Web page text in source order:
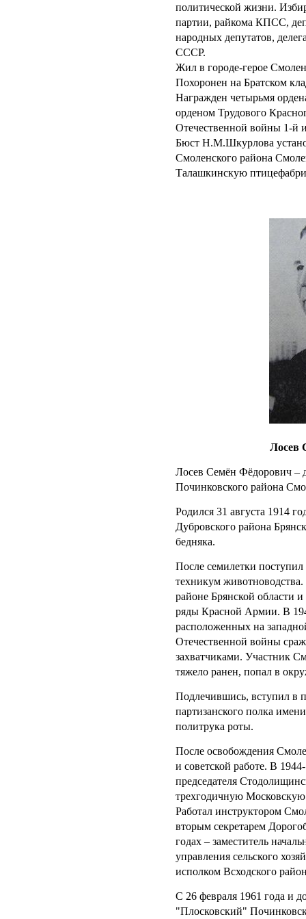
политической жизни.
партии, райкома КПСС,
народных депутатов,
СССР.
Жил в городе-герое
Похоронен на Братском
Награжден четырьмя
орденом Трудового
Отечественной войны 1-й
Бюст Н.М.Шкурлова
Смоленского района
Талашкинскую
Лосев
Лосев Семён Фёдорович –
Починковского района
Родился 31 августа 1914
Дубровского района
бедняка.
После семилетки
техникум
районе Брянской области
ряды Красной Армии. В
расположенных на
Отечественной войны
захватчиками. Участник
тяжело ранен, попал в
Подлечившись, вступил в
партизанского полка
политрука роты.
После освобождения
и советской работе. В
председателя
трехгодичную
Работал инструктором
вторым секретарем
годах – заместитель
управления сельского
исполком Всходского
С 26 февраля 1961 года и
"Плосковский"